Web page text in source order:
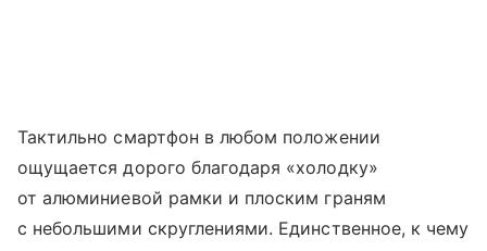
Тактильно смартфон в любом положении
ощущается дорого благодаря «холодку»
от алюминиевой рамки и плоским граням
с небольшими скруглениями. Единственное, к чему